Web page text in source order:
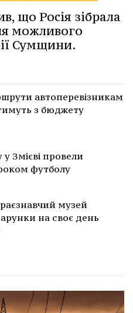
що Росія зібрала
можливого
Сумщини.
автоперевізникам
з бюджету
Змієві провели
футболу
музей
на своє день